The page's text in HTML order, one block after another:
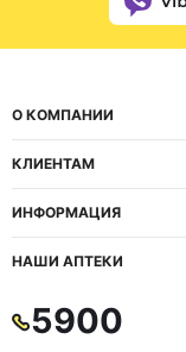
О КОМПАНИИ
КЛИЕНТАМ
ИНФОРМАЦИЯ
НАШИ АПТЕКИ
5900